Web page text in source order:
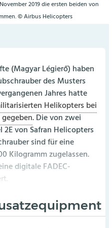
2019 die ersten beiden von
© Airbus Helicopters
(Magyar Légierő) haben
des Musters
Jahres hatte
Helikopters bei
. Die von zwei
von Safran Helicopters
sind für eine
Kilogramm zugelassen.
digitale FADEC-